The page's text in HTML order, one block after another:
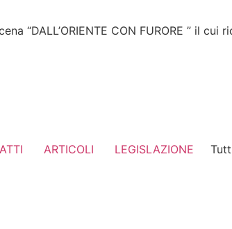
“DALL’ORIENTE CON FURORE ” il cui
ARTICOLI LEGISLAZIONE